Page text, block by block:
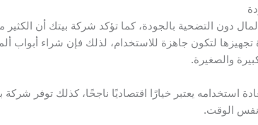
دون التضحية بالجودة، كما تؤكد شركة بيتك أن الكثير
تجهيزها لتكون جاهزة للاستخدام، لذلك فإن شراء
والصغيرة.
استخدامه يعتبر خيارًا اقتصاديًا ناجحًا، كذلك توفر
الوقت.